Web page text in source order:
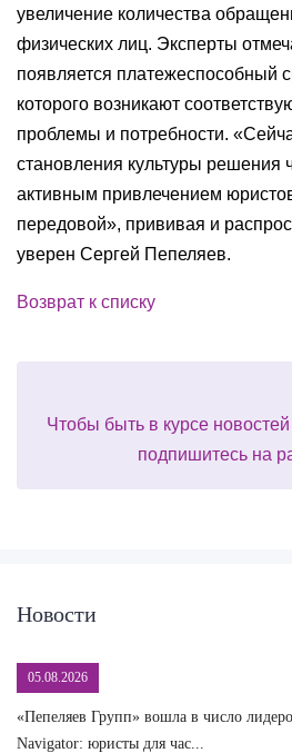
увеличение количества
физических лиц. Эксперты
появляется платежеспособный
которого возникают
проблемы и потребности.
становления культуры решения
активным привлечением
передовой», прививая и
уверен Сергей Пепеляев.
Возврат к списку
Чтобы быть в курсе
подпишитесь на
Новости
05.08.2026
«Пепеляев Групп» вошла в число
Navigator: юристы для час...